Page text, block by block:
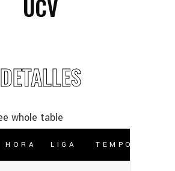
UCV
DETALLES
HORA LIGA TEMPORADA